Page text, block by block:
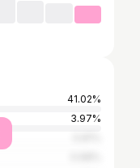
41.02%
3.97%